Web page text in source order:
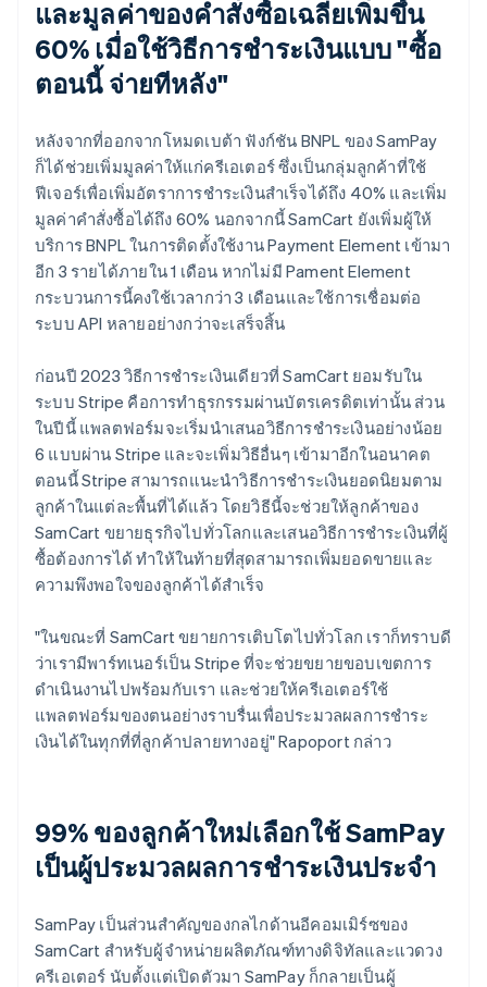
และมูลค่าของคำสั่งซื้อเฉลี่ยเพิ่มขึ้น
60% เมื่อใช้วิธีการชำระเงินแบบ "ซื้อ
ตอนนี้ จ่ายทีหลัง"
หลังจากที่ออกจากโหมดเบต้า ฟังก์ชัน BNPL ของ SamPay
ก็ได้ช่วยเพิ่มมูลค่าให้แก่ครีเอเตอร์ ซึ่งเป็นกลุ่มลูกค้าที่ใช้
ฟีเจอร์เพื่อเพิ่มอัตราการชำระเงินสำเร็จได้ถึง 40% และเพิ่ม
มูลค่าคำสั่งซื้อได้ถึง 60% นอกจากนี้ SamCart ยังเพิ่มผู้ให้
บริการ BNPL ในการติดตั้งใช้งาน Payment Element เข้ามา
อีก 3 รายได้ภายใน 1 เดือน หากไม่มี Pament Element
กระบวนการนี้คงใช้เวลากว่า 3 เดือนและใช้การเชื่อมต่อ
ระบบ API หลายอย่างกว่าจะเสร็จสิ้น
ก่อนปี 2023 วิธีการชำระเงินเดียวที่ SamCart ยอมรับใน
ระบบ Stripe คือการทำธุรกรรมผ่านบัตรเครดิตเท่านั้น ส่วน
ในปีนี้ แพลตฟอร์มจะเริ่มนำเสนอวิธีการชำระเงินอย่างน้อย
6 แบบผ่าน Stripe และจะเพิ่มวิธีอื่นๆ เข้ามาอีกในอนาคต
ตอนนี้ Stripe สามารถแนะนำวิธีการชำระเงินยอดนิยมตาม
ลูกค้าในแต่ละพื้นที่ได้แล้ว โดยวิธีนี้จะช่วยให้ลูกค้าของ
SamCart ขยายธุรกิจไปทั่วโลกและเสนอวิธีการชำระเงินที่ผู้
ซื้อต้องการได้ ทำให้ในท้ายที่สุดสามารถเพิ่มยอดขายและ
ความพึงพอใจของลูกค้าได้สำเร็จ
"ในขณะที่ SamCart ขยายการเติบโตไปทั่วโลก เราก็ทราบดี
ว่าเรามีพาร์ทเนอร์เป็น Stripe ที่จะช่วยขยายขอบเขตการ
ดำเนินงานไปพร้อมกับเรา และช่วยให้ครีเอเตอร์ใช้
แพลตฟอร์มของตนอย่างราบรื่นเพื่อประมวลผลการชำระ
เงินได้ในทุกที่ที่ลูกค้าปลายทางอยู่" Rapoport กล่าว
99% ของลูกค้าใหม่เลือกใช้ SamPay
เป็นผู้ประมวลผลการชำระเงินประจำ
SamPay เป็นส่วนสำคัญของกลไกด้านอีคอมเมิร์ซของ
SamCart สำหรับผู้จำหน่ายผลิตภัณฑ์ทางดิจิทัลและแวดวง
ครีเอเตอร์ นับตั้งแต่เปิดตัวมา SamPay ก็กลายเป็นผู้